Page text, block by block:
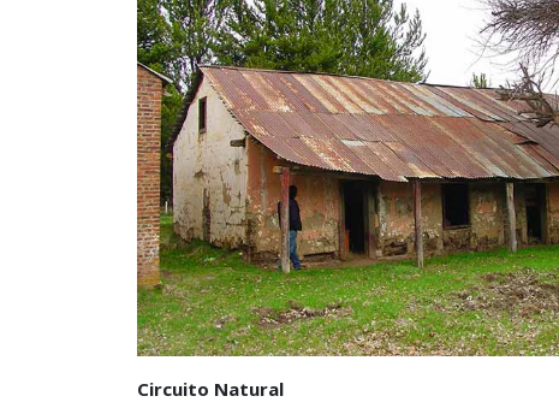
Circuito Natural